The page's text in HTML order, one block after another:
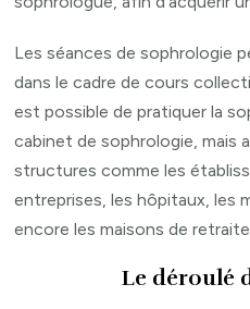
Les séances de sophrologie
dans le cadre de cours
est possible de pratiquer la
cabinet de sophrologie, mais
structures comme les
entreprises, les hôpitaux, les
encore les maisons de
Le déroulé